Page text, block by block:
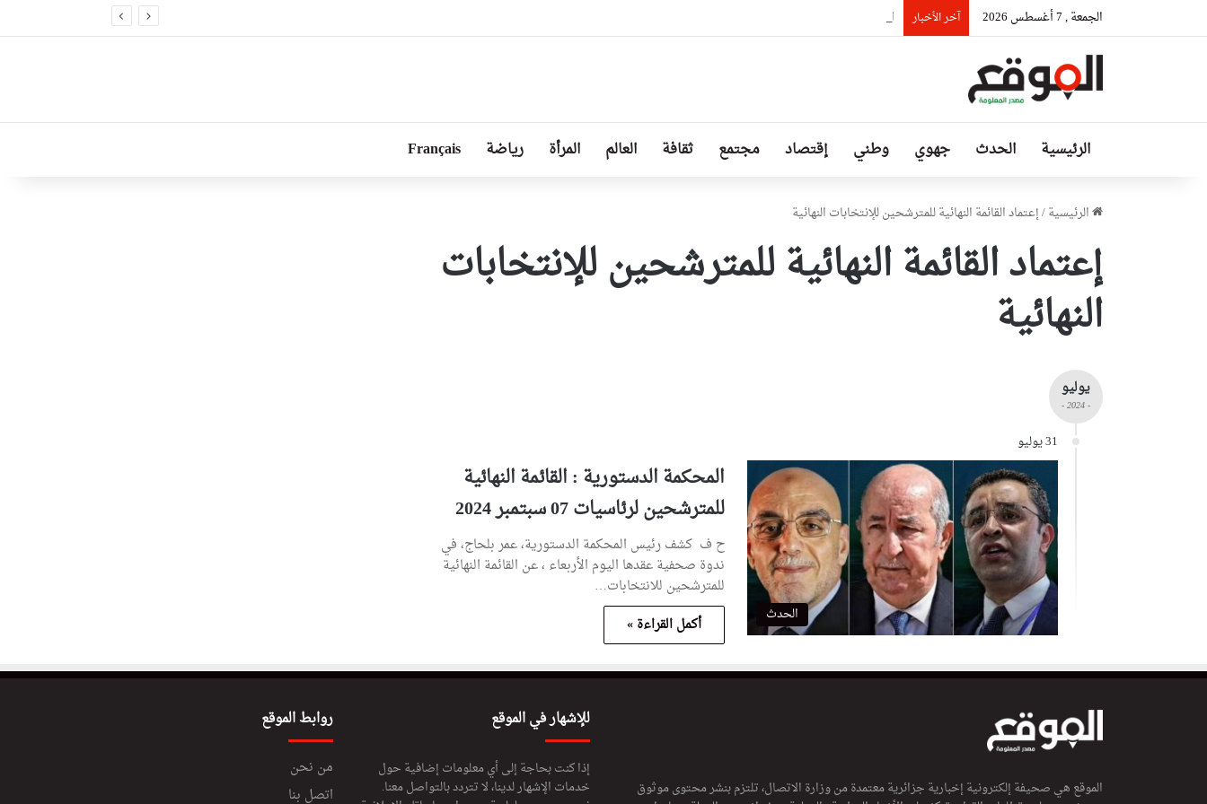
الجمعة , 7 أغسطس 2026 آخر الأخبار السيّد عطاف يستقبل من طرف رئيسة مجلس الجمهورية للجمعية الوطنية البيلاروسية
الرئيسية الحدث جهوي وطني إقتصاد مجتمع ثقافة العالم المرأة رياضة Français
الرئيسية/إعتماد القائمة النهائية للمترشحين للإنتخابات النهائية
إعتماد القائمة النهائية للمترشحين للإنتخابات
النهائية
يوليو
- 2024 -
31 يوليو
الحدث
المحكمة الدستورية : القائمة النهائية
للمترشحين لرئاسيات 07 سبتمبر 2024
ح ف كشف رئيس المحكمة الدستورية، عمر بلحاج، في
ندوة صحفية عقدها اليوم الأربعاء ، عن القائمة النهائية
للمترشحين للانتخابات…
أكمل القراءة »
الموقع هي صحيفة إلكترونية إخبارية جزائرية معتمدة من وزارة الاتصال، تلتزم بنشر محتوى موثوق
للإشهار في الموقع
إذا كنت بحاجة إلى أي معلومات إضافية حول
خدمات الإشهار لدينا، لا تتردد بالتواصل معنا.
روابط الموقع
من نحن
اتصل بنا